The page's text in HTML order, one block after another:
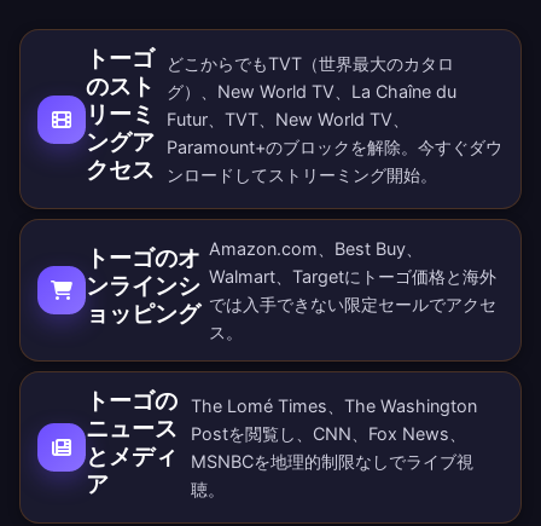
トーゴ
のスト
リーミ
ングア
クセス
どこからでもTVT（世界最大のカタロ
グ）、New World TV、La Chaîne du
Futur、TVT、New World TV、
Paramount+のブロックを解除。今すぐダウ
ンロード してストリーミング開始。
トーゴのオ
ンラインシ
ョッピング
Amazon.com、Best Buy、
Walmart、Targetにトーゴ価格と海外
では入手できない限定セールでアクセ
ス。
トーゴの
ニュース
とメディ
ア
The Lomé Times、The Washington
Postを閲覧し、CNN、Fox News、
MSNBCを地理的制限なしでライブ視
聴。